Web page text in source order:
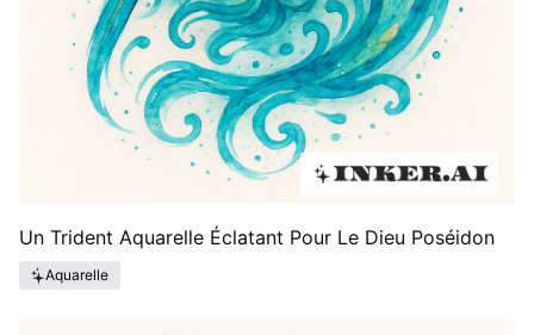
Un Trident Aquarelle Éclatant Pour Le Dieu Poséidon
Aquarelle